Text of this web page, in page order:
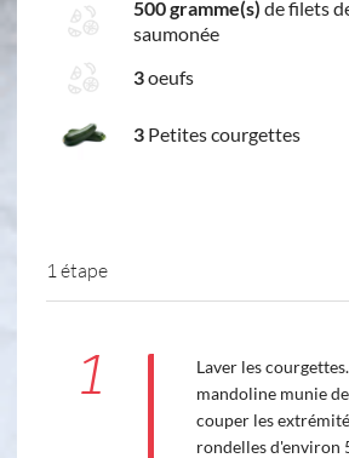
500 gramme(s) de filets
saumonée
3oeufs
3 Petites courgettes
1 étape
1
Laver les
mandoline munie
couper les
rondelles d'environ